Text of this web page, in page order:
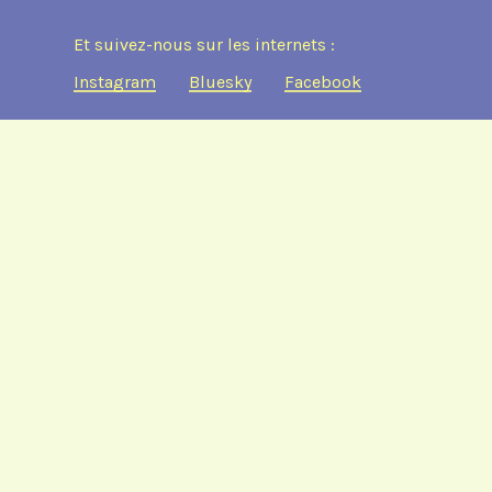
Et suivez-nous sur les internets :
Instagram
Bluesky Facebook